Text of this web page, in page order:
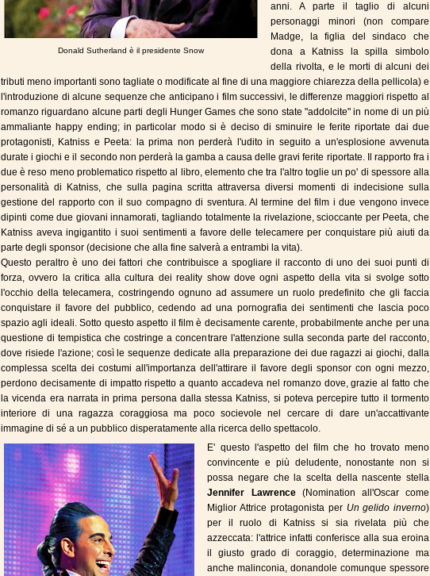
Donald Sutherland è il presidente Snow
anni. A parte il taglio di alcuni
personaggi minori (non compare
Madge, la figlia del sindaco che
dona a Katniss la spilla simbolo
della rivolta, e le morti di alcuni dei
tributi meno importanti sono tagliate o modificate al fine di una maggiore chiarezza della pellicola) e
l'introduzione di alcune sequenze che anticipano i film successivi, le differenze maggiori rispetto al
romanzo riguardano alcune parti degli Hunger Games che sono state "addolcite" in nome di un più
ammaliante happy ending; in particolar modo si è deciso di sminuire le ferite riportate dai due
protagonisti, Katniss e Peeta: la prima non perderà l'udito in seguito a un'esplosione avvenuta
durate i giochi e il secondo non perderà la gamba a causa delle gravi ferite riportate. Il rapporto fra i
due è reso meno problematico rispetto al libro, elemento che tra l'altro toglie un po' di spessore alla
personalità di Katniss, che sulla pagina scritta attraversa diversi momenti di indecisione sulla
gestione del rapporto con il suo compagno di sventura. Al termine del film i due vengono invece
dipinti come due giovani innamorati, tagliando totalmente la rivelazione, scioccante per Peeta, che
Katniss aveva ingigantito i suoi sentimenti a favore delle telecamere per conquistare più aiuti da
parte degli sponsor (decisione che alla fine salverà a entrambi la vita).
Questo peraltro è uno dei fattori che contribuisce a spogliare il racconto di uno dei suoi punti di
forza, ovvero la critica alla cultura dei reality show dove ogni aspetto della vita si svolge sotto
l'occhio della telecamera, costringendo ognuno ad assumere un ruolo predefinito che gli faccia
conquistare il favore del pubblico, cedendo ad una pornografia dei sentimenti che lascia poco
spazio agli ideali. Sotto questo aspetto il film è decisamente carente, probabilmente anche per una
questione di tempistica che costringe a concentrare l'attenzione sulla seconda parte del racconto,
dove risiede l'azione; così le sequenze dedicate alla preparazione dei due ragazzi ai giochi, dalla
complessa scelta dei costumi all'importanza dell'attirare il favore degli sponsor con ogni mezzo,
perdono decisamente di impatto rispetto a quanto accadeva nel romanzo dove, grazie al fatto che
la vicenda era narrata in prima persona dalla stessa Katniss, si poteva percepire tutto il tormento
interiore di una ragazza coraggiosa ma poco socievole nel cercare di dare un'accattivante
immagine di sé a un pubblico disperatamente alla ricerca dello spettacolo.
E' questo l'aspetto del film che ho trovato meno
convincente e più deludente, nonostante non si
possa negare che la scelta della nascente stella
Jennifer Lawrence(Nomination all'Oscar come
Miglior Attrice protagonista per Un gelido inverno)
per il ruolo di Katniss si sia rivelata più che
azzeccata: l'attrice infatti conferisce alla sua eroina
il giusto grado di coraggio, determinazione ma
anche malinconia, donandole comunque spessore